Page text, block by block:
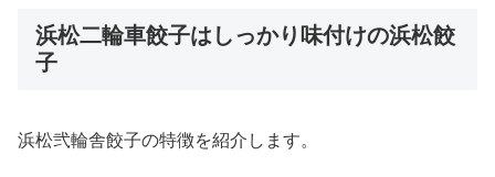
浜松二輪車餃子はしっかり味付けの浜松餃
子
浜松弐輪舎餃子の特徴を紹介します。